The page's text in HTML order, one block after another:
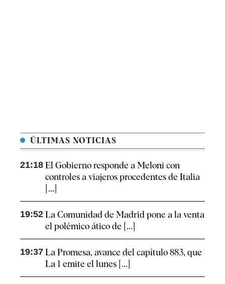
ÚLTIMAS NOTICIAS
21:18 El Gobierno responde a Meloni con
controles a viajeros procedentes de Italia
[...]
19:52 La Comunidad de Madrid pone a la venta
el polémico ático de [...]
19:37 La Promesa, avance del capítulo 883, que
La 1 emite el lunes [...]